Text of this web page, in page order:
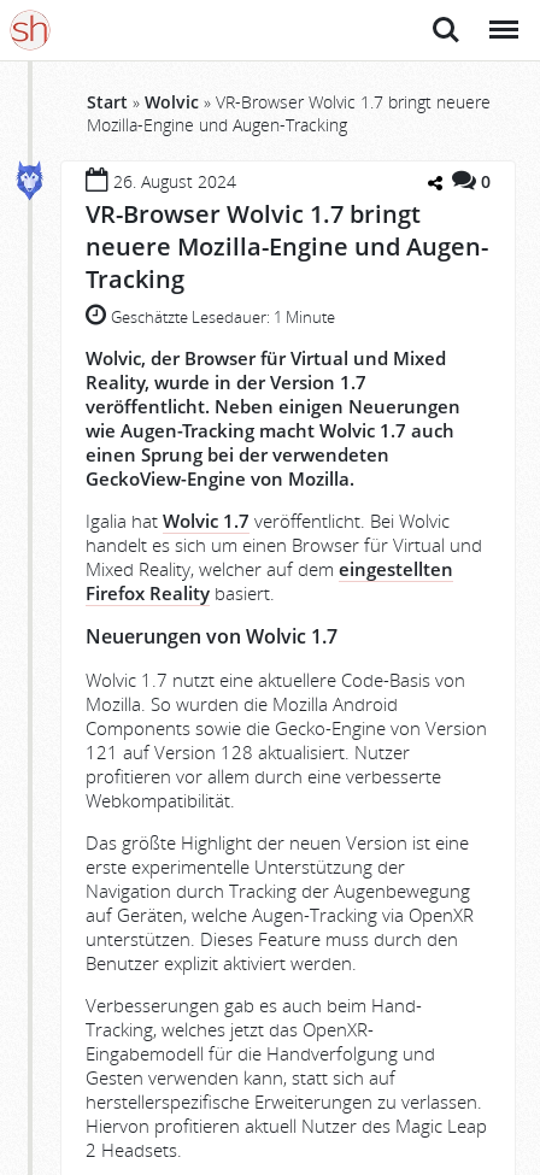
Suche Menü
Start » Wolvic » VR-Browser Wolvic 1.7 bringt neuere
Mozilla-Engine und Augen-Tracking
26. August 2024 0
VR-Browser Wolvic 1.7 bringt
neuere Mozilla-Engine und Augen-
Tracking
Geschätzte Lesedauer: 1 Minute
Wolvic, der Browser für Virtual und Mixed
Reality, wurde in der Version 1.7
veröffentlicht. Neben einigen Neuerungen
wie Augen-Tracking macht Wolvic 1.7 auch
einen Sprung bei der verwendeten
GeckoView-Engine von Mozilla.
Igalia hat Wolvic 1.7 veröffentlicht. Bei Wolvic
handelt es sich um einen Browser für Virtual und
Mixed Reality, welcher auf dem eingestellten
Firefox Reality basiert.
Neuerungen von Wolvic 1.7
Wolvic 1.7 nutzt eine aktuellere Code-Basis von
Mozilla. So wurden die Mozilla Android
Components sowie die Gecko-Engine von Version
121 auf Version 128 aktualisiert. Nutzer
profitieren vor allem durch eine verbesserte
Webkompatibilität.
Das größte Highlight der neuen Version ist eine
erste experimentelle Unterstützung der
Navigation durch Tracking der Augenbewegung
auf Geräten, welche Augen-Tracking via OpenXR
unterstützen. Dieses Feature muss durch den
Benutzer explizit aktiviert werden.
Verbesserungen gab es auch beim Hand-
Tracking, welches jetzt das OpenXR-
Eingabemodell für die Handverfolgung und
Gesten verwenden kann, statt sich auf
herstellerspezifische Erweiterungen zu verlassen.
Hiervon profitieren aktuell Nutzer des Magic Leap
2 Headsets.